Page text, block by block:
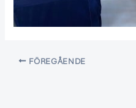
FÖREGÅENDE